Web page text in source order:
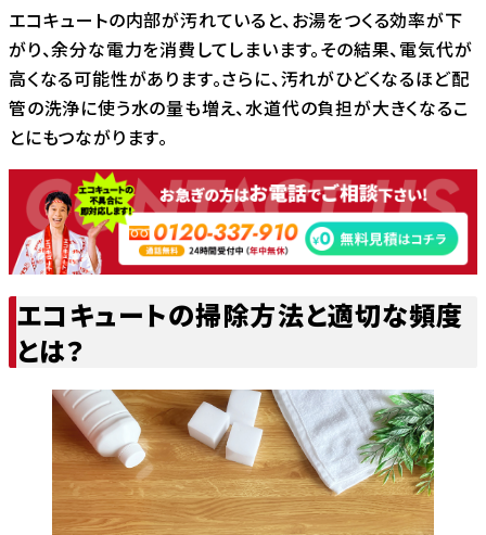
エコキュートの内部が汚れていると、お湯をつくる効率が下
がり、余分な電力を消費してしまいます。その結果、電気代が
高くなる可能性があります。さらに、汚れがひどくなるほど配
管の洗浄に使う水の量も増え、水道代の負担が大きくなるこ
とにもつながります。
エコキュートの掃除方法と適切な頻度
とは？